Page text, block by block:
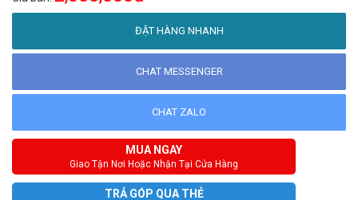
ĐẶT HÀNG NHANH
CHAT MESSENGER
CHAT ZALO
MUA NGAY
Giao Tận Nơi Hoặc Nhận Tại Cửa Hàng
TRẢ GÓP QUA THẺ